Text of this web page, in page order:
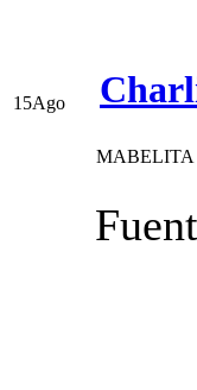
15Ago
MABELITA